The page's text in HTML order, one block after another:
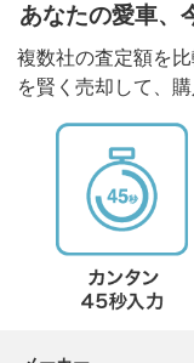
あなたの愛車、
複数社の査定額を
を賢く売却して、